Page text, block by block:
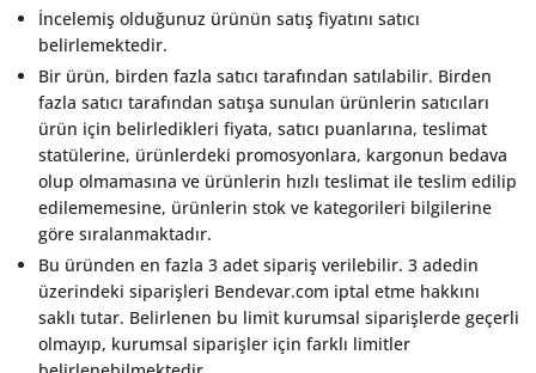
İncelemiş olduğunuz ürünün satış fiyatını satıcı
belirlemektedir.
Bir ürün, birden fazla satıcı tarafından satılabilir. Birden
fazla satıcı tarafından satışa sunulan ürünlerin satıcıları
ürün için belirledikleri fiyata, satıcı puanlarına, teslimat
statülerine, ürünlerdeki promosyonlara, kargonun bedava
olup olmamasına ve ürünlerin hızlı teslimat ile teslim edilip
edilememesine, ürünlerin stok ve kategorileri bilgilerine
göre sıralanmaktadır.
Bu üründen en fazla 3 adet sipariş verilebilir. 3 adedin
üzerindeki siparişleri Bendevar.com iptal etme hakkını
saklı tutar. Belirlenen bu limit kurumsal siparişlerde geçerli
olmayıp, kurumsal siparişler için farklı limitler